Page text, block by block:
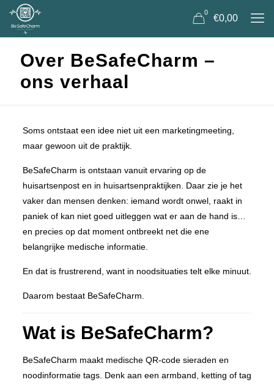
0
€0,00
Over BeSafeCharm –
ons verhaal
Soms ontstaat een idee niet uit een marketingmeeting,
maar gewoon uit de praktijk.
BeSafeCharm is ontstaan vanuit ervaring op de
huisartsenpost en in huisartsenpraktijken. Daar zie je het
vaker dan mensen denken: iemand wordt onwel, raakt in
paniek of kan niet goed uitleggen wat er aan de hand is…
en precies op dat moment ontbreekt net die ene
belangrijke medische informatie.
En dat is frustrerend, want in noodsituaties telt elke minuut.
Daarom bestaat BeSafeCharm.
Wat is BeSafeCharm?
BeSafeCharm maakt medische QR-code sieraden en
noodinformatie tags. Denk aan een armband, ketting of tag